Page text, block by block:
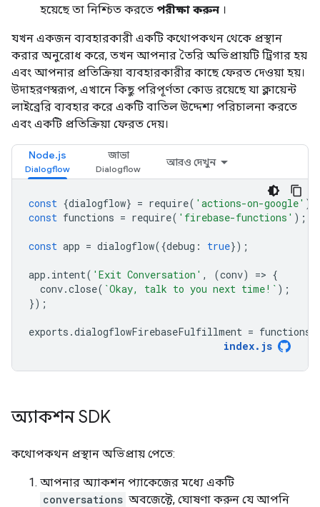
হয়েছে তা নিশ্চিত করতে পরীক্ষা করুন ।
যখন একজন ব্যবহারকারী একটি কথোপকথন থেকে প্রস্থান
করার অনুরোধ করে, তখন আপনার তৈরি অভিপ্রায়টি ট্রিগার হয়
এবং আপনার প্রতিক্রিয়া ব্যবহারকারীর কাছে ফেরত দেওয়া হয়।
উদাহরণস্বরূপ, এখানে কিছু পরিপূর্ণতা কোড রয়েছে যা ক্লায়েন্ট
লাইব্রেরি ব্যবহার করে একটি বাতিল উদ্দেশ্য পরিচালনা করতে
এবং একটি প্রতিক্রিয়া ফেরত দেয়।
Node.js জাভা
আরও দেখুন
const {dialogflow} = require( 'actions-on-google' );
const functions = require( 'firebase-functions' );
const app = dialogflow({debug : true});
app . intent( 'Exit Conversation' , (conv) => {
conv.close( `Okay, talk to you next time!` );
});
exports .dialogflowFirebaseFulfillment = functions
index. js
অ্যাকশন SDK
কথোপকথন প্রস্থান অভিপ্রায় পেতে:
আপনার অ্যাকশন প্যাকেজের মধ্যে একটি
conversations অবজেক্টে, ঘোষণা করুন যে আপনি